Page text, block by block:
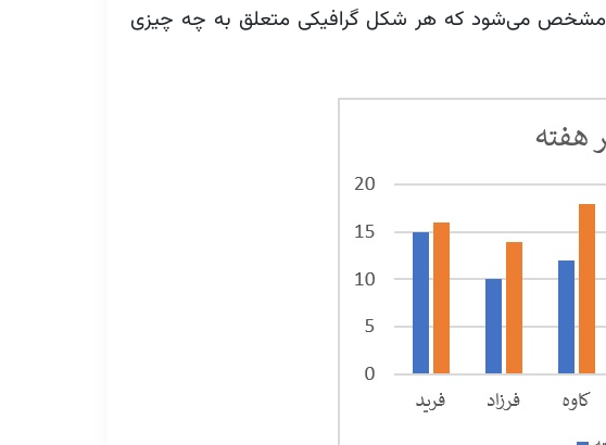
یکی از مهمترین قسمت‌های چارت اکسل محور Category‌ است. بر روی محور Category مشخص می‌شود که هر شکل گرافیکی متعلق به چه چیزی